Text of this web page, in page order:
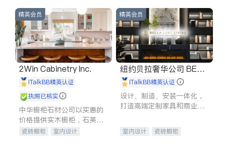
精英会员
2Win Cabinetry Inc.
iTalkBB精英认证
执照已核实
中华橱柜石材公司以实惠的
价格提供实木橱柜，石英石
台面，多种优质不锈钢水
瓷砖橱柜
室内设计
精英会员
纽约贝拉奢华公司 BELL
A LUXE
iTalkBB精英认证
设计、制造、安装一体化，
打造高端定制家具和商业空
室内设计
瓷砖橱柜